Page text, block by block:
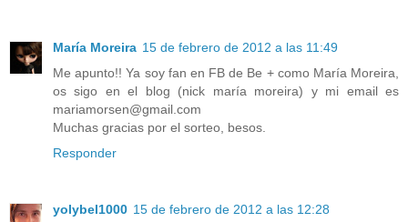
María Moreira 15 de febrero de 2012 a las 11:49
Me apunto!! Ya soy fan en FB de Be + como María Moreira,
os sigo en el blog (nick maría moreira) y mi email es
mariamorsen@gmail.com
Muchas gracias por el sorteo, besos.
Responder
yolybel1000 15 de febrero de 2012 a las 12:28